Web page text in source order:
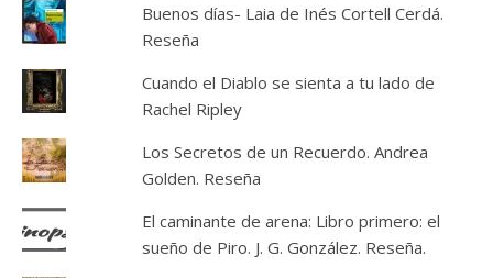
Buenos días- Laia de Inés Cortell Cerdá.
Reseña
Cuando el Diablo se sienta a tu lado de
Rachel Ripley
Los Secretos de un Recuerdo. Andrea
Golden. Reseña
El caminante de arena: Libro primero: el
sueño de Piro. J. G. González. Reseña.